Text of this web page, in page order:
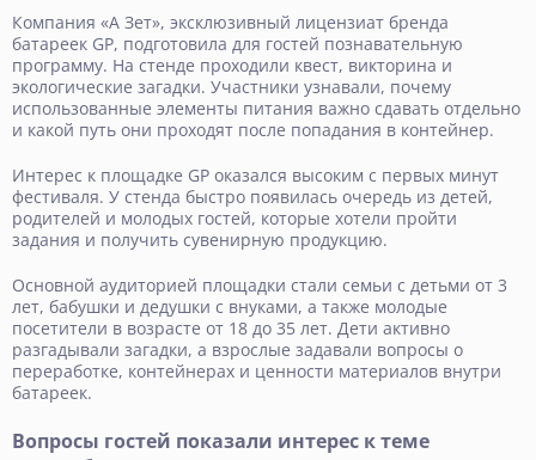
Компания «А Зет», эксклюзивный лицензиат бренда
батареек GP, подготовила для гостей познавательную
программу. На стенде проходили квест, викторина и
экологические загадки. Участники узнавали, почему
использованные элементы питания важно сдавать отдельно
и какой путь они проходят после попадания в контейнер.
Интерес к площадке GP оказался высоким с первых минут
фестиваля. У стенда быстро появилась очередь из детей,
родителей и молодых гостей, которые хотели пройти
задания и получить сувенирную продукцию.
Основной аудиторией площадки стали семьи с детьми от 3
лет, бабушки и дедушки с внуками, а также молодые
посетители в возрасте от 18 до 35 лет. Дети активно
разгадывали загадки, а взрослые задавали вопросы о
переработке, контейнерах и ценности материалов внутри
батареек.
Вопросы гостей показали интерес к теме